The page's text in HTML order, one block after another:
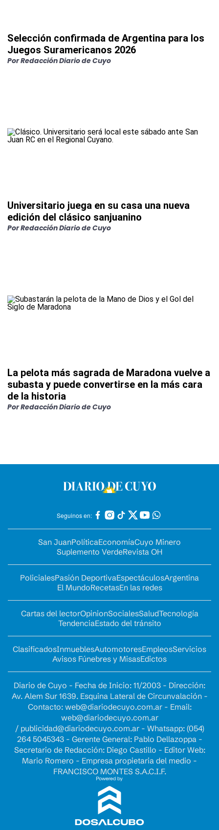
Selección confirmada de Argentina para los
Juegos Suramericanos 2026
PorRedacción Diario de Cuyo
Universitario juega en su casa una nueva
edición del clásico sanjuanino
PorRedacción Diario de Cuyo
La pelota más sagrada de Maradona vuelve a
subasta y puede convertirse en la más cara
de la historia
PorRedacción Diario de Cuyo
Seguinos en:
San JuanPolíticaEconomíaCuyo Minero
Suplemento VerdeRevista OH
PolicialesPasión DeportivaEspectáculosArgentina
El MundoRecetasEn las redes
Cartas del lectorOpinionSocialesSaludTecnología
TendenciaEstado del tránsito
ClasificadosInmueblesAutomotoresEmpleosServicios
Avisos Fúnebres y MisasEdictos
Diario de Cuyo - Fecha de Inicio: 11/2003 - Dirección:
Av. Alem Sur 1639. Esquina Lateral de Circunvalación -
Contacto: web@diariodecuyo.com.ar- Email:
web@diariodecuyo.com.ar
/ publicidad@diariodecuyo.com.ar- Whatsapp: (054)
264 5045343 - Gerente General: Pablo Dellazoppa -
Secretario de Redacción: Diego Castillo - Editor Web:
Mario Romero - Empresa propietaria del medio -
FRANCISCO MONTES S.A.C.I.F.